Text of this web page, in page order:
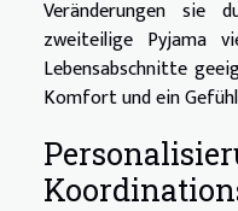
Veränderungen sie
zweiteilige Pyjama
Lebensabschnitte
Komfort und ein